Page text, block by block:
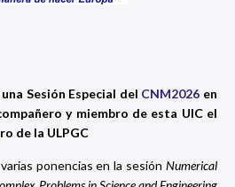
Sesión Especial del CNM2026 en
y miembro de esta UIC el
de la ULPGC
ponencias en la sesión Numerical